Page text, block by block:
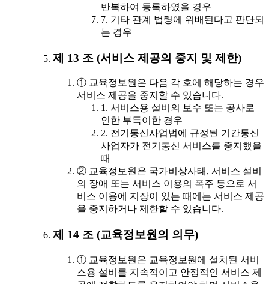
반복하여 등록하였을 경우
7. 기타 관계 법령에 위배된다고 판단되
는 경우
제 13 조 (서비스 제공의 중지 및 제한)
① 교육정보원은 다음 각 호에 해당하는 경우
서비스 제공을 중지할 수 있습니다.
1. 서비스용 설비의 보수 또는 공사로
인한 부득이한 경우
2. 전기통신사업법에 규정된 기간통신
사업자가 전기통신 서비스를 중지했을
때
② 교육정보원은 국가비상사태, 서비스 설비
의 장애 또는 서비스 이용의 폭주 등으로 서
비스 이용에 지장이 있는 때에는 서비스 제공
을 중지하거나 제한할 수 있습니다.
제 14 조 (교육정보원의 의무)
① 교육정보원은 교육정보원에 설치된 서비
스용 설비를 지속적이고 안정적인 서비스 제